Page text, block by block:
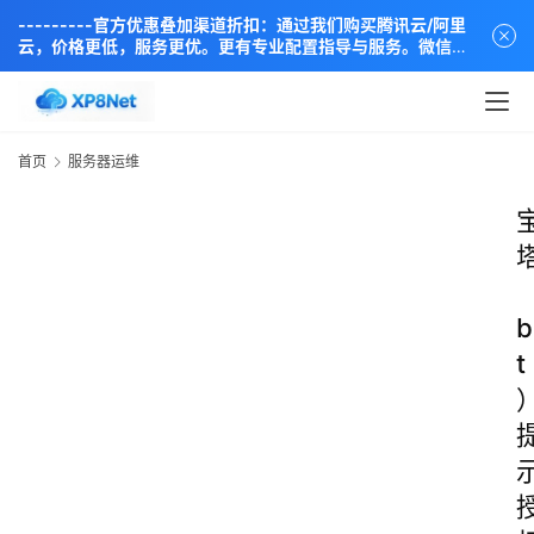
---------官方优惠叠加渠道折扣：通过我们购买腾讯云/阿里
云，价格更低，服务更优。更有专业配置指导与服务。微信同
步：18838889666----
首页 服务器运维
b
t